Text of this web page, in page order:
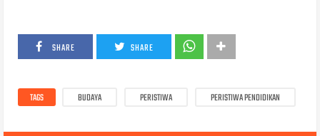
SHARE SHARE
TAGS BUDAYA PERISTIWA PERISTIWA PENDIDIKAN